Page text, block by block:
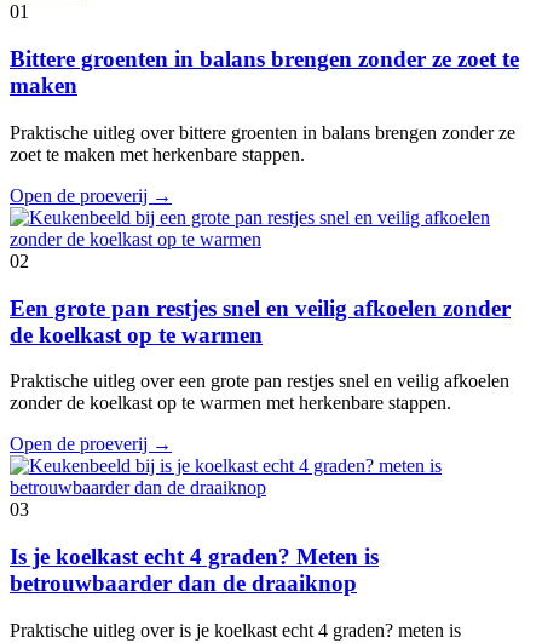
01
Bittere groenten in balans brengen zonder ze zoet te
maken
Praktische uitleg over bittere groenten in balans brengen zonder ze
zoet te maken met herkenbare stappen.
Open de proeverij →
02
Een grote pan restjes snel en veilig afkoelen zonder
de koelkast op te warmen
Praktische uitleg over een grote pan restjes snel en veilig afkoelen
zonder de koelkast op te warmen met herkenbare stappen.
Open de proeverij →
03
Is je koelkast echt 4 graden? Meten is
betrouwbaarder dan de draaiknop
Praktische uitleg over is je koelkast echt 4 graden? meten is